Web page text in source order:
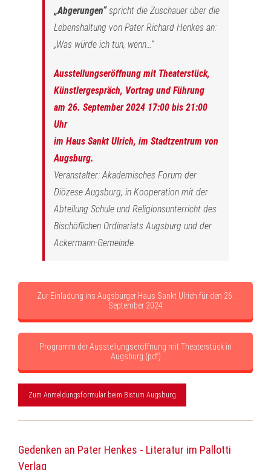
„Abgerungen“spricht die Zuschauer über die
Lebenshaltung von Pater Richard Henkes an:
„Was würde ich tun, wenn…“
Ausstellungseröffnung mit Theaterstück,
Künstlergespräch, Vortrag und Führung
am 26. September 2024 17:00 bis 21:00
Uhr
im Haus Sankt Ulrich, im Stadtzentrum von
Augsburg.
Veranstalter: Akademisches Forum der
Diözese Augsburg, in Kooperation mit der
Abteilung Schule und Religionsunterricht des
Bischöflichen Ordinariats Augsburg und der
Ackermann-Gemeinde.
Zur Einladung ins Augsburger Haus Sankt Ulrich für den 26.
September 2024
Programm der Ausstellungseröffnung mit Theaterstück in
Augsburg (pdf)
Zum Anmeldungsformular beim Bistum Augsburg
Gedenken an Pater Henkes - Literatur im Pallotti
Verlag